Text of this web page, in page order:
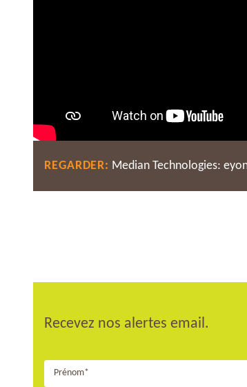
REGARDER: Median Technologies:
Recevez nos alertes email.
Prénom*